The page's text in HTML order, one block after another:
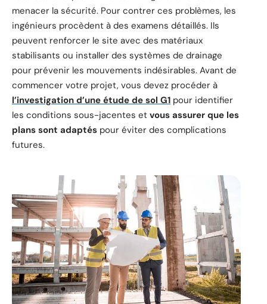
menacer la sécurité. Pour contrer ces problèmes, les
ingénieurs procèdent à des examens détaillés. Ils
peuvent renforcer le site avec des matériaux
stabilisants ou installer des systèmes de drainage
pour prévenir les mouvements indésirables. Avant de
commencer votre projet, vous devez procéder à
l’investigation d’une étude de sol G1 pour identifier
les conditions sous-jacentes et vous assurer que les
plans sont adaptés pour éviter des complications
futures.